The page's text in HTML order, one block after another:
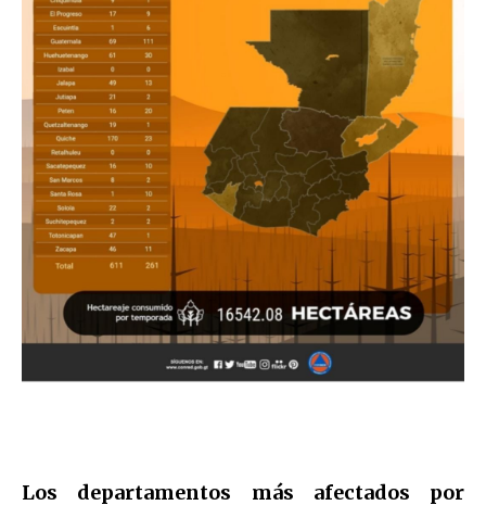
Los departamentos más afectados por